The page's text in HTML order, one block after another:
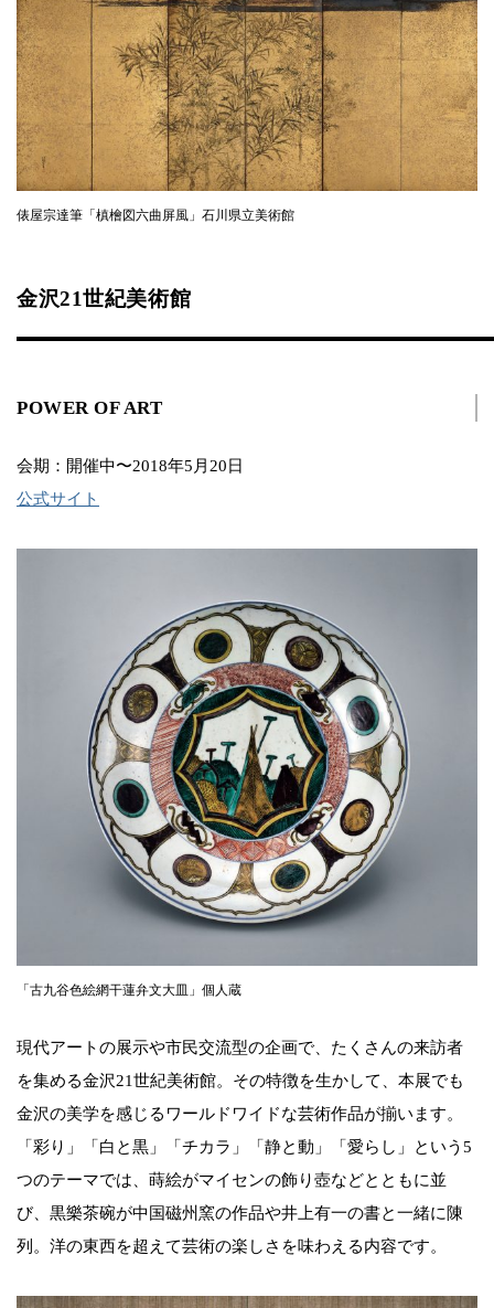
俵屋宗達筆「槙檜図六曲屏風」石川県立美術館
金沢21世紀美術館
POWER OF ART
会期：開催中〜2018年5月20日
公式サイト
「古九谷色絵網干蓮弁文大皿」個人蔵
現代アートの展示や市民交流型の企画で、たくさんの来訪者
を集める金沢21世紀美術館。その特徴を生かして、本展でも
金沢の美学を感じるワールドワイドな芸術作品が揃います。
「彩り」「白と黒」「チカラ」「静と動」「愛らし」という5
つのテーマでは、蒔絵がマイセンの飾り壺などとともに並
び、黒樂茶碗が中国磁州窯の作品や井上有一の書と一緒に陳
列。洋の東西を超えて芸術の楽しさを味わえる内容です。